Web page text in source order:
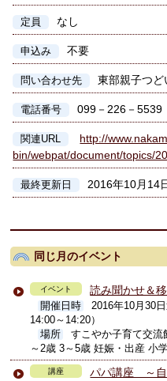
定員 なし
申込み 不要
問い合わせ先 東部親子つど
電話番号 099－226－5539
関連URL
http://
bin/webpat/document/topics/
最終更新日 2016年10月14
同じ月のイベント
イベント 読み聞かせ＆
開催日時
2016年10月30
14:00～14:20）
場所
すこやか子育て交流
～2歳 3～5歳 妊娠・出産 小
講座
パパ講座 ～